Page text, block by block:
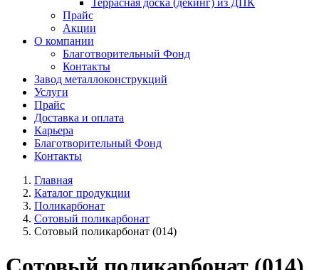
Террасная доска (декинг) из ДПК
Прайс
Акции
О компании
Благотворительный Фонд
Контакты
Завод металлоконструкций
Услуги
Прайс
Доставка и оплата
Карьера
Благотворительный Фонд
Контакты
Главная
Каталог продукции
Поликарбонат
Сотовый поликарбонат
Сотовый поликарбонат (014)